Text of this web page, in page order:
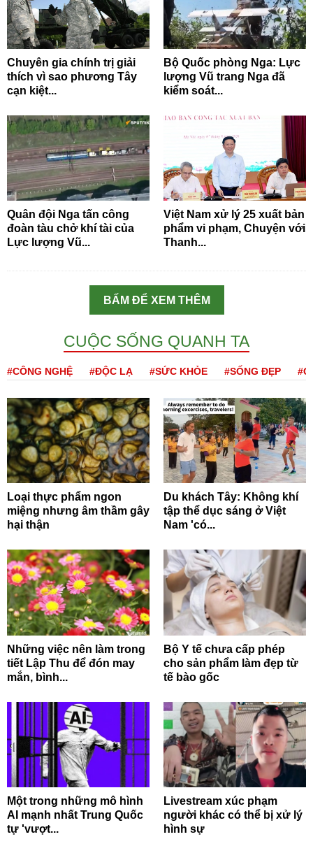
Chuyên gia chính trị giải
thích vì sao phương Tây
cạn kiệt...
Bộ Quốc phòng Nga: Lực
lượng Vũ trang Nga đã
kiểm soát...
Quân đội Nga tấn công
đoàn tàu chở khí tài của
Lực lượng Vũ...
Việt Nam xử lý 25 xuất bản
phẩm vi phạm, Chuyện với
Thanh...
BẤM ĐỂ XEM THÊM
CUỘC SỐNG QUANH TA
#CÔNG NGHỆ #ĐỘC LẠ #SỨC KHỎE #SỐNG ĐẸP
Loại thực phẩm ngon
miệng nhưng âm thầm gây
hại thận
Du khách Tây: Không khí
tập thể dục sáng ở Việt
Nam 'có...
Những việc nên làm trong
tiết Lập Thu để đón may
mắn, bình...
Bộ Y tế chưa cấp phép
cho sản phẩm làm đẹp từ
tế bào gốc
Một trong những mô hình
AI mạnh nhất Trung Quốc
tự 'vượt...
Livestream xúc phạm
người khác có thể bị xử lý
hình sự